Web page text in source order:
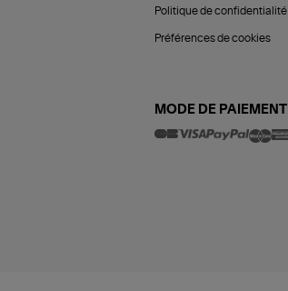
Politique de confidentialité
Préférences de cookies
MODE DE PAIEMENT